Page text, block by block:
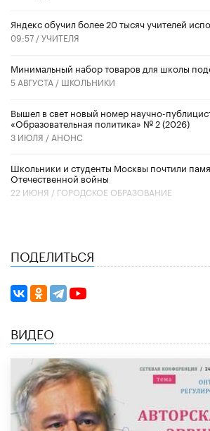
​Яндекс обучил более 20 тысяч учителей
09:57 /УЧИТЕЛЯ
Минимальный набор товаров для школы
5 АВГУСТА / ШКОЛЬНИКИ
Вышел в свет новый номер научно-
«Образовательная политика» № 2 (2026)
3 ИЮЛЯ / АНОНС
Школьники и студенты Москвы почтили
Отечественной войны
22 ИЮНЯ / ГОРОДСКОЕ ОБРАЗОВАНИЕ
ПОДЕЛИТЬСЯ
ВИДЕО